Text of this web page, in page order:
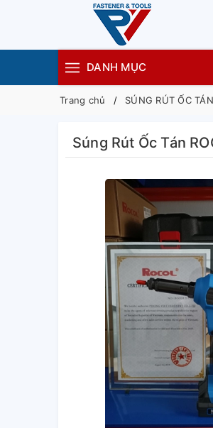
DANH MỤC
Trang chủ SÚNG RÚT ỐC
Súng Rút Ốc Tán